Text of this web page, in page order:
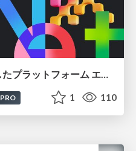
AIエージェントを前提としたプラットフォーム エンジニアリング：GKEで作るAgent-Ready Golden Path
PRO 1 110